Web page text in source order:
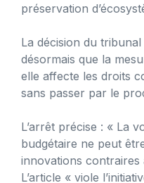
préservation
La décision du
désormais que la
elle affecte les droits
sans passer par le
L’arrêt précise : « La
budgétaire ne peut
innovations contraires
L’article « viole